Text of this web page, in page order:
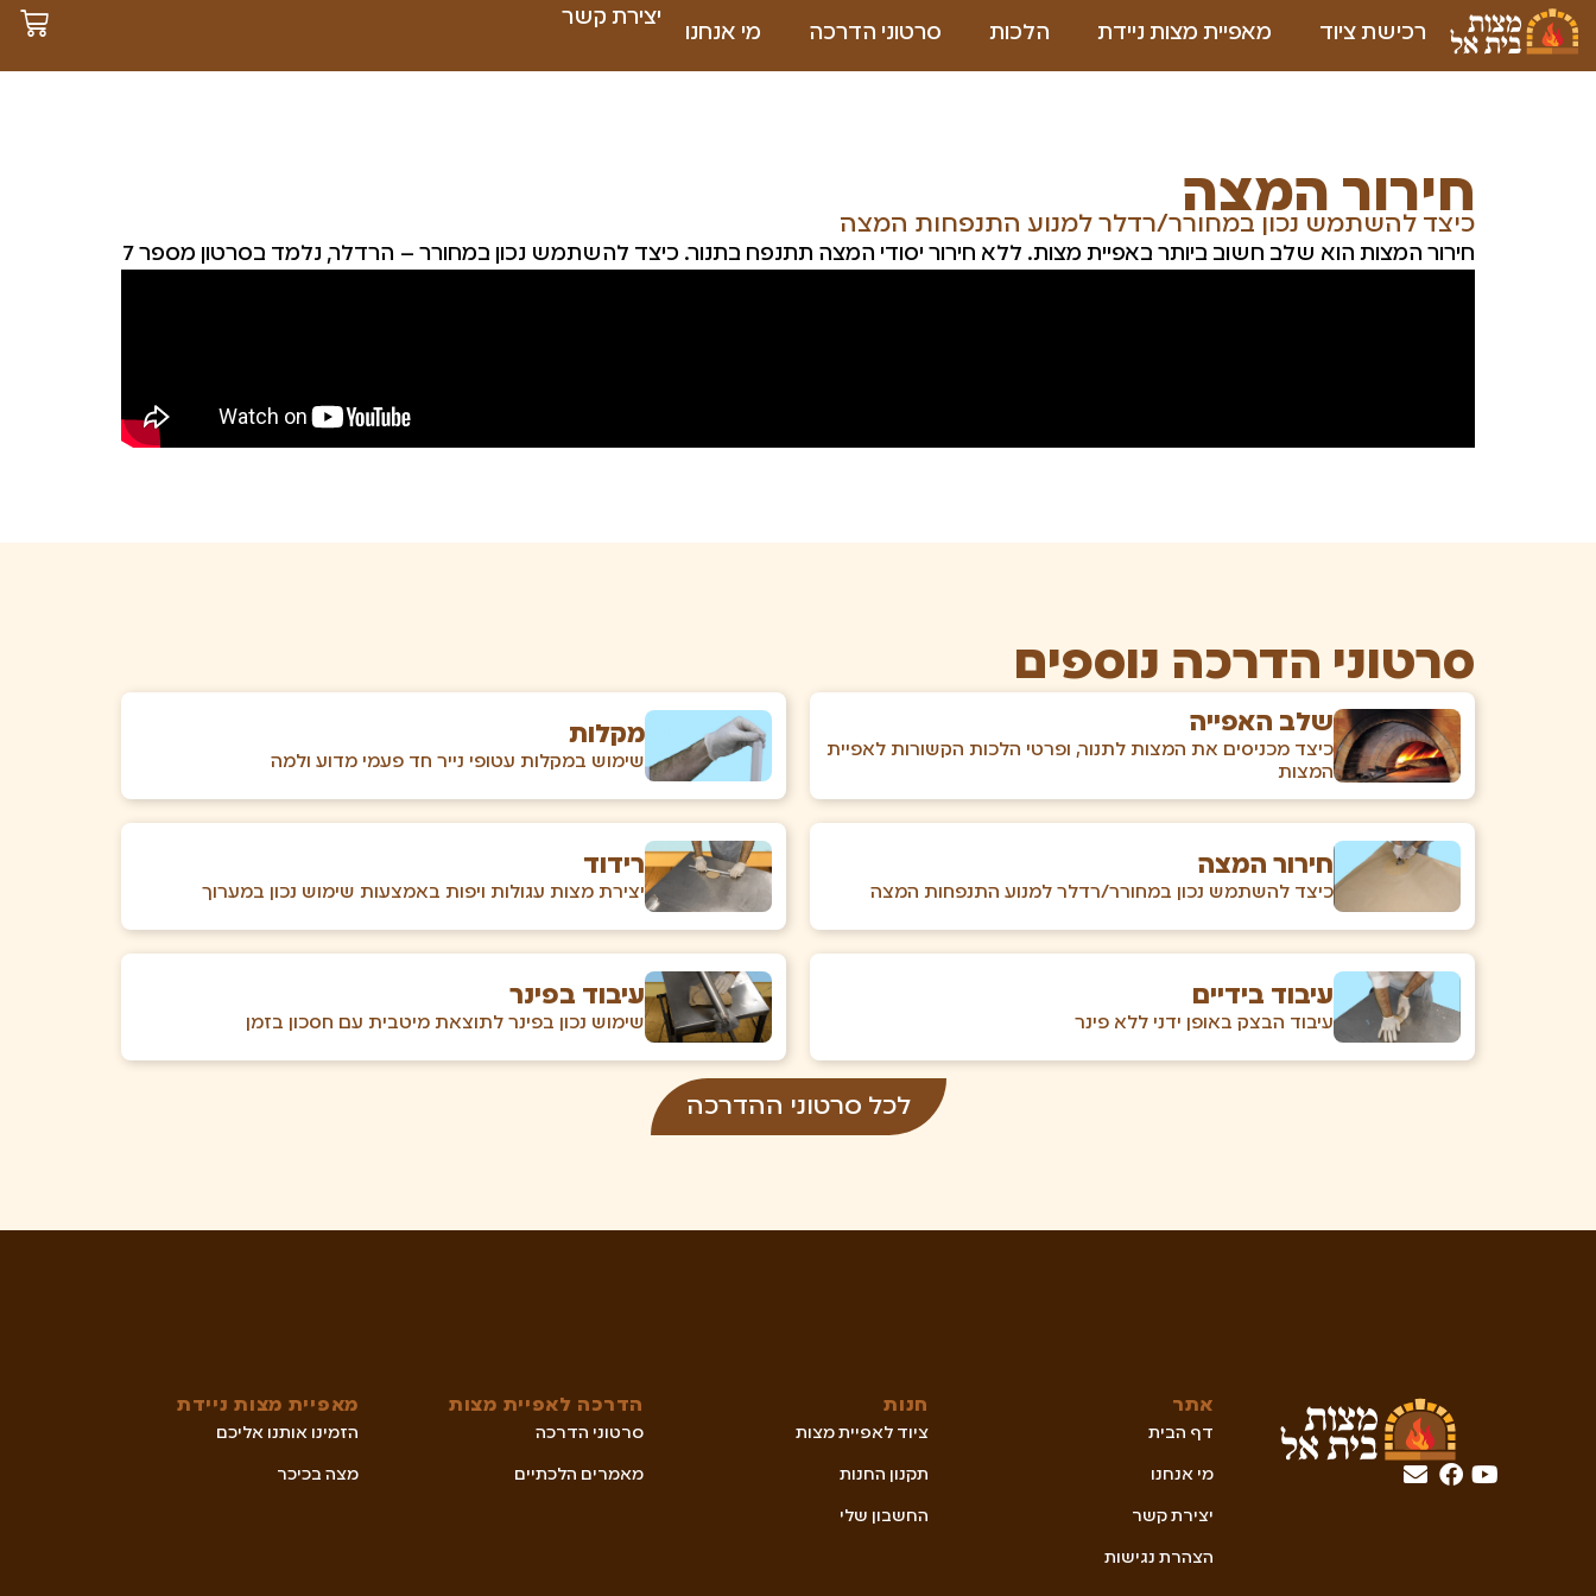
רכישת ציוד מאפיית מצות ניידת הלכות סרטוני הדרכה מי אנחנו
יצירת קשר
חירור המצה
כיצד להשתמש נכון במחורר/רדלר למנוע התנפחות המצה
חירור המצות הוא שלב חשוב ביותר באפיית מצות. ללא חירור יסודי המצה תתנפח בתנור. כיצד להשתמש נכון במחורר – הרדלר, נלמד בסרטון מספר 7
סרטוני הדרכה נוספים
שלב האפייה
כיצד מכניסים את המצות לתנור, ופרטי הלכות הקשורות לאפיית
המצות
מקלות
שימוש במקלות עטופי נייר חד פעמי מדוע ולמה
חירור המצה
כיצד להשתמש נכון במחורר/רדלר למנוע התנפחות המצה
רידוד
יצירת מצות עגולות ויפות באמצעות שימוש נכון במערוך
עיבוד בידיים
עיבוד הבצק באופן ידני ללא פינר
עיבוד בפינר
שימוש נכון בפינר לתוצאת מיטבית עם חסכון בזמן
לכל סרטוני ההדרכה
אתר
דף הבית
מי אנחנו
יצירת קשר
הצהרת נגישות
חנות
ציוד לאפיית מצות
תקנון החנות
החשבון שלי
הדרכה לאפיית מצות
סרטוני הדרכה
מאמרים הלכתיים
מאפיית מצות ניידת
הזמינו אותנו אליכם
מצה בכיכר